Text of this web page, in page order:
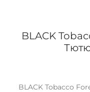
BLACK
BLACK Tobacco